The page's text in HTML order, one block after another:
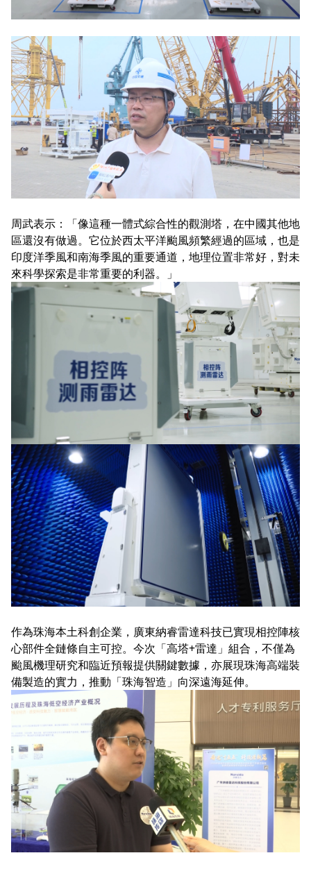
周武表示：「像這種一體式綜合性的觀測塔，在中國其他地
區還沒有做過。它位於西太平洋颱風頻繁經過的區域，也是
印度洋季風和南海季風的重要通道，地理位置非常好，對未
來科學探索是非常重要的利器。」
作為珠海本土科創企業，廣東納睿雷達科技已實現相控陣核
心部件全鏈條自主可控。今次「高塔+雷達」組合，不僅為
颱風機理研究和臨近預報提供關鍵數據，亦展現珠海高端裝
備製造的實力，推動「珠海智造」向深遠海延伸。